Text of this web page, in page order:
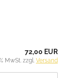
72,00 EUR
MwSt. zzgl. Versand